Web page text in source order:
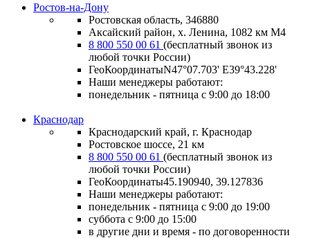
Ростов-на-Дону
Ростовская область, 346880
Аксайский район, х. Ленина, 1082 км М4
8 800 550 00 61 (бесплатный звонок из
любой точки России)
ГеоКоординатыN47°07.703' E39°43.228'
Наши менеджеры работают:
понедельник - пятница с 9:00 до 18:00
Краснодар
Краснодарский край, г. Краснодар
Ростовское шоссе, 21 км
8 800 550 00 61 (бесплатный звонок из
любой точки России)
ГеоКоординаты45.190940, 39.127836
Наши менеджеры работают:
понедельник - пятница с 9:00 до 19:00
суббота с 9:00 до 15:00
в другие дни и время - по договоренности